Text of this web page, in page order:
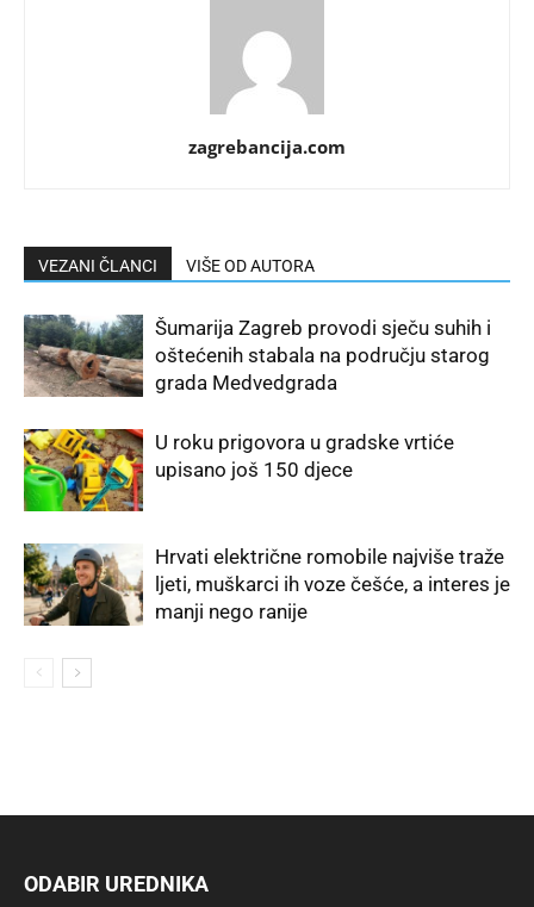
zagrebancija.com
VEZANI ČLANCI VIŠE OD AUTORA
Šumarija Zagreb provodi sječu suhih i
oštećenih stabala na području starog
grada Medvedgrada
U roku prigovora u gradske vrtiće
upisano još 150 djece
Hrvati električne romobile najviše traže
ljeti, muškarci ih voze češće, a interes je
manji nego ranije
ODABIR UREDNIKA